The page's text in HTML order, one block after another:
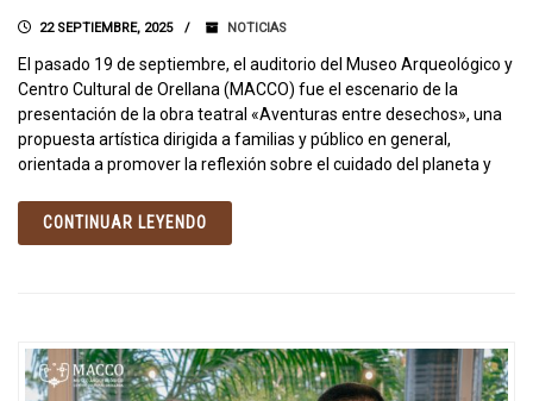
22 SEPTIEMBRE, 2025 NOTICIAS
El pasado 19 de septiembre, el auditorio del Museo Arqueológico y
Centro Cultural de Orellana (MACCO) fue el escenario de la
presentación de la obra teatral «Aventuras entre desechos», una
propuesta artística dirigida a familias y público en general,
orientada a promover la reflexión sobre el cuidado del planeta y
CONTINUAR LEYENDO